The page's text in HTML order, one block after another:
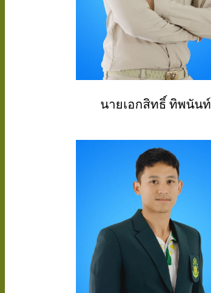
นายเอกสิทธิ์ ทิพนันท์